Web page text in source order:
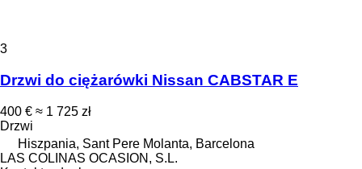
3
Drzwi do ciężarówki Nissan CABSTAR E
400 € ≈ 1 725 zł
Drzwi
Hiszpania, Sant Pere Molanta, Barcelona
LAS COLINAS OCASION, S.L.